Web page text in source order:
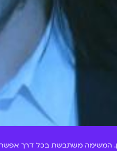
המשימה משתבשת בכל דרך